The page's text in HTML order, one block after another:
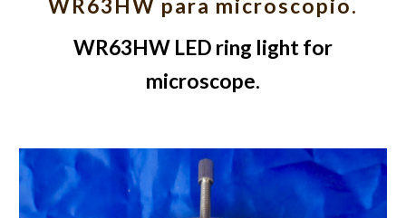
WR63HW para microscopio.
WR63HW LED ring light for
microscope.